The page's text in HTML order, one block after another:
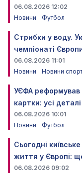
06.08.2026 12:02
Новини
Футбол
Стрибки у воду.
чемпіонаті
06.08.2026 11:01
Новини
Новини
УЄФА реформував
картки: усі деталі
06.08.2026 10:01
Новини
Футбол
Сьогодні
життя у Європі:
06.08.2026 09:02